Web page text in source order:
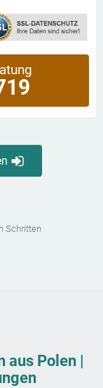
Schritten
Polen |